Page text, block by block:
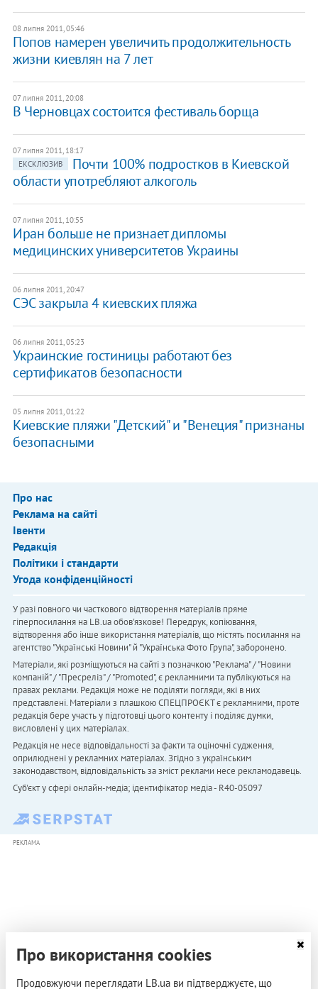
08 липня 2011, 05:46
​Попов намерен увеличить продолжительность
жизни киевлян на 7 лет
07 липня 2011, 20:08
​В Черновцах состоится фестиваль борща
07 липня 2011, 18:17
ЕКСКЛЮЗИВ
Почти 100% подростков в Киевской
области употребляют алкоголь
07 липня 2011, 10:55
Иран больше не признает дипломы
медицинских университетов Украины
06 липня 2011, 20:47
СЭС закрыла 4 киевских пляжа
06 липня 2011, 05:23
​Украинские гостиницы работают без
сертификатов безопасности
05 липня 2011, 01:22
Киевские пляжи "Детский" и "Венеция" признаны
безопасными
Про нас
Реклама на сайті
Івенти
Редакція
Політики і стандарти
Угода конфіденційності
У разі повного чи часткового відтворення матеріалів пряме
гіперпосилання на LB.ua обов'язкове! Передрук, копіювання,
відтворення або інше використання матеріалів, що містять посилання на
агентство "Українськi Новини" й "Українська Фото Група", заборонено.
Матеріали, які розміщуються на сайті з позначкою "Реклама" / "Новини
компаній" / "Пресреліз" / "Promoted", є рекламними та публікуються на
правах реклами. Редакція може не поділяти погляди, які в них
представлені. Матеріали з плашкою СПЕЦПРОЄКТ є рекламними, проте
редакція бере участь у підготовці цього контенту і поділяє думки,
висловлені у цих матеріалах.
Редакція не несе відповідальності за факти та оціночні судження,
оприлюднені у рекламних матеріалах. Згідно з українським
законодавством, відповідальність за зміст реклами несе рекламодавець.
Cуб'єкт у сфері онлайн-медіа; ідентифікатор медіа - R40-05097
РЕКЛАМА
Про використання cookies
Продовжуючи переглядати LB.ua ви підтверджуєте, що